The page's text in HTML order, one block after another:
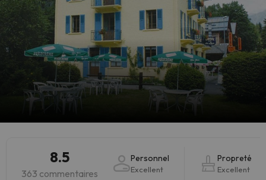
8.5
363 commentaires
Personnel
Excellent
Propreté
Excellent